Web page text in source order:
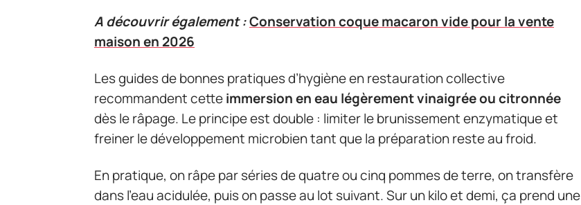
A découvrir également :Conservation coque macaron vide pour la vente
maison en 2026
Les guides de bonnes pratiques d’hygiène en restauration collective
recommandent cetteimmersion en eau légèrement vinaigrée ou citronnée
dès le râpage. Le principe est double : limiter le brunissement enzymatique et
freiner le développement microbien tant que la préparation reste au froid.
En pratique, on râpe par séries de quatre ou cinq pommes de terre, on transfère
dans l’eau acidulée, puis on passe au lot suivant. Sur un kilo et demi, ça prend une